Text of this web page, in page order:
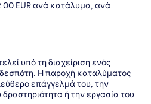
EUR ανά κατάλυμα, ανά
υπό τη διαχείριση ενός
Η παροχή καταλύματος
επάγγελμά του, την
δραστηριότητα ή την εργασία του.